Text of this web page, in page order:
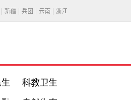
新疆 兵团 云南 浙江
科教卫生